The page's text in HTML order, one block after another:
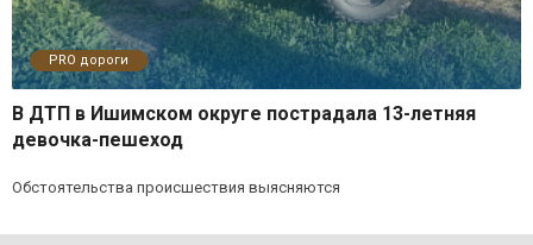
PRO дороги
В ДТП в Ишимском округе пострадала 13-летняя
девочка-пешеход
Обстоятельства происшествия выясняются